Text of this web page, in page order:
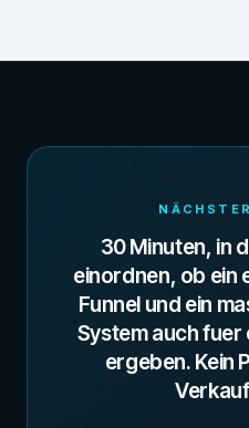
30 Minuten, in
einordnen, ob ein
Funnel und ein
System auch fuer
ergeben. Kein